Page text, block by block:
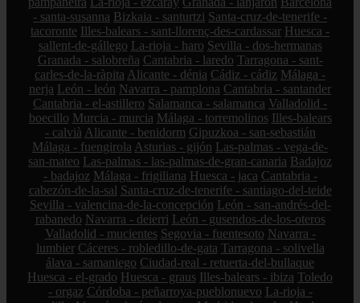
- santa-susanna Bizkaia - santurtzi Santa-cruz-de-tenerife -
tacoronte Illes-balears - sant-llorenç-des-cardassar Huesca -
sallent-de-gállego La-rioja - haro Sevilla - dos-hermanas
Granada - salobreña Cantabria - laredo Tarragona - sant-
carles-de-la-ràpita Alicante - dénia Cádiz - cádiz Málaga -
nerja León - león Navarra - pamplona Cantabria - santander
Cantabria - el-astillero Salamanca - salamanca Valladolid -
boecillo Murcia - murcia Málaga - torremolinos Illes-balears
- calvià Alicante - benidorm Gipuzkoa - san-sebastián
Málaga - fuengirola Asturias - gijón Las-palmas - vega-de-
san-mateo Las-palmas - las-palmas-de-gran-canaria Badajoz
- badajoz Málaga - frigiliana Huesca - jaca Cantabria -
cabezón-de-la-sal Santa-cruz-de-tenerife - santiago-del-teide
Sevilla - valencina-de-la-concepción León - san-andrés-del-
rabanedo Navarra - deierri León - gusendos-de-los-oteros
Valladolid - mucientes Segovia - fuentesoto Navarra -
lumbier Cáceres - robledillo-de-gata Tarragona - solivella
álava - samaniego Ciudad-real - retuerta-del-bullaque
Huesca - el-grado Huesca - graus Illes-balears - ibiza Toledo
- orgaz Córdoba - peñarroya-pueblonuevo La-rioja -